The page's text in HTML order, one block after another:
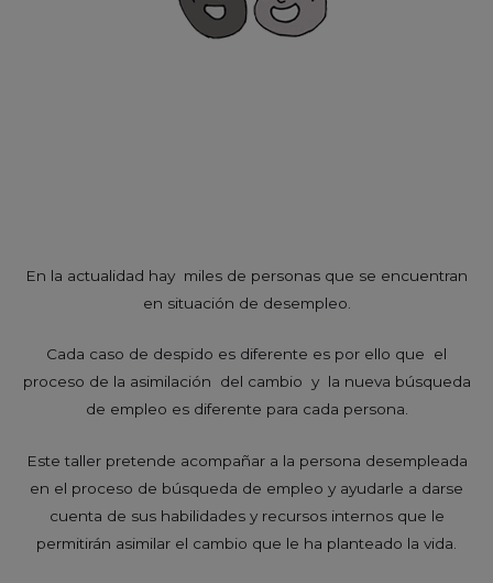
En la actualidad hay miles de personas que se encuentran
en situación de desempleo.
Cada caso de despido es diferente es por ello que el
proceso de la asimilación del cambio y la nueva búsqueda
de empleo es diferente para cada persona.
Este taller pretende acompañar a la persona desempleada
en el proceso de búsqueda de empleo y ayudarle a darse
cuenta de sus habilidades y recursos internos que le
permitirán asimilar el cambio que le ha planteado la vida.